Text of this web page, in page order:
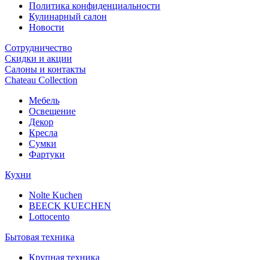
Политика конфиденциальности
Кулинарный салон
Новости
Сотрудничество
Скидки и акции
Салоны и контакты
Chateau Collection
Мебель
Освещение
Декор
Кресла
Сумки
Фартуки
Кухни
Nolte Kuchen
BEECK KUECHEN
Lottocento
Бытовая техника
Крупная техника